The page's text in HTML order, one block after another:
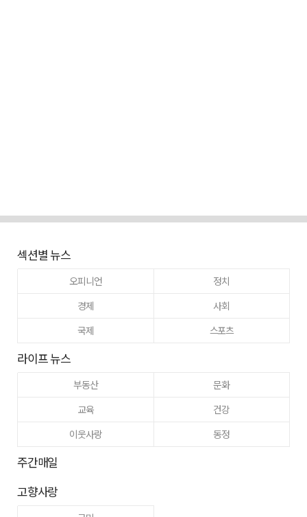
섹션별 뉴스
오피니언
정치
경제
사회
국제
스포츠
라이프 뉴스
부동산
문화
교육
건강
이웃사랑
동정
주간매일
고향사랑